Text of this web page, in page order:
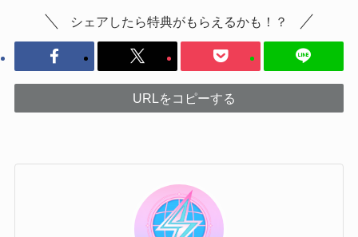
シェアしたら特典がもらえるかも！？
URLをコピーする